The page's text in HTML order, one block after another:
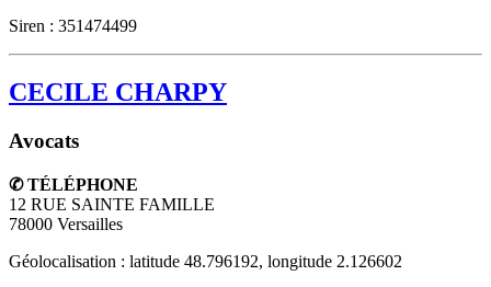
Siren : 351474499
CECILE CHARPY
Avocats
✆ TÉLÉPHONE
12 RUE SAINTE FAMILLE
78000 Versailles
Géolocalisation : latitude 48.796192, longitude 2.126602